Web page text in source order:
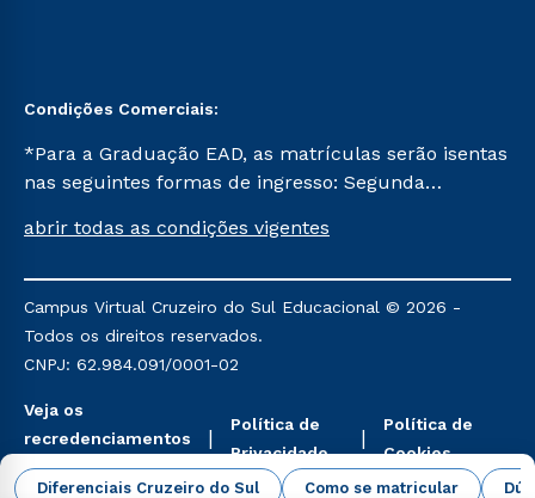
Diferenciais Cruzeiro do Sul Como se matricular
Condições Comerciais:
*Para a Graduação EAD, as matrículas serão isentas
nas seguintes formas de ingresso: Segunda
Já para as demais, a taxa de matrícula será de R$
mencionadas são referentes aos cursos: Ensino
Religioso, Geografia para a Docência e Metodologia
do Ensino de História: Questões Atuais.
abrir todas as condições vigentes
Campus Virtual Cruzeiro do Sul Educacional © 2026 -
Todos os direitos reservados.
CNPJ: 62.984.091/0001-02
Veja os
recredenciamentos
aqui
Política de
Privacidade
Política de
Cookies